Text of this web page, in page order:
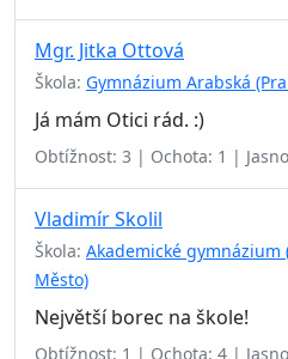
Mgr. Jitka Ottová
Škola: Gymnázium Arabská
Já mám Otici rád. :)
Obtížnost: 3 | Ochota: 1 |
Vladimír Skolil
Škola: Akademické gymnázium
Město)
Největší borec na škole!
Obtížnost: 1 | Ochota: 4 |